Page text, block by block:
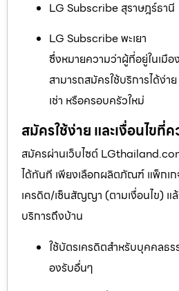
LG Subscribe สุราษฎร์ธานี
LG Subscribe พะเยา
ซึ่งหมายความว่าผู้ที่อยู่ในเมื
สามารถสมัครใช้บริการได้ง่
เช่า หรือครอบครัวใหม่
สมัครใช้ง่าย และเงื่อนไขที่ค
สมัครผ่านเว็บไซต์
ได้ทันที เพียงเลือกผลิตภัณฑ์ แพ็กเ
เครดิต/เซ็นสัญญา (ตามเงื่อนไข)
บริการถึงบ้าน
ใช้บัตรเครดิตสำหรับบุคคลธ
องรับอื่นๆ